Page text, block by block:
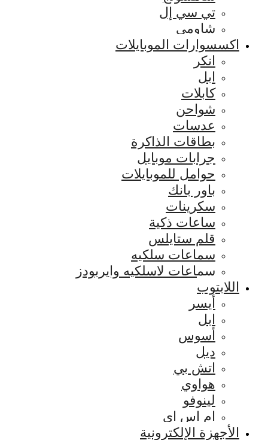
تي سي إل
شاومي
اكسسوارات الموبايلات
انكر
ابل
كابلات
شواحن
عدسات
بطاقات الذاكرة
جرابات موبايل
حوامل للموبايلات
باور بانك
سكرينات
ساعات ذكية
قلم ستايلس
سماعات سلكيه
سماعات لاسلكيه وايربودز
اللابتوب
أيسر
ابل
أسوس
ديل
اتش بي
هواوي
لينوفو
ام اس اي
الأجهزة الإلكترونية